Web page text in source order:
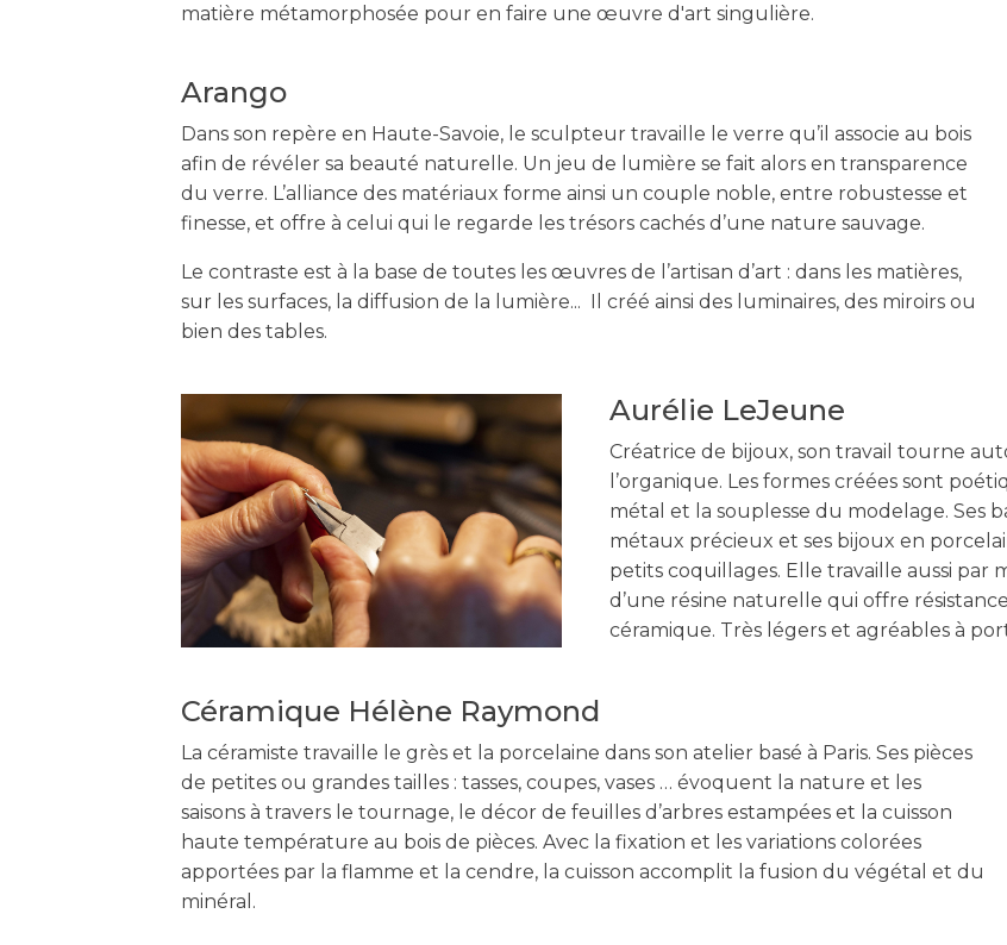
matière métamorphosée pour en faire une œuvre d'art singulière.
Arango
Dans son repère en Haute-Savoie, le sculpteur travaille le verre qu’il associe au bois
afin de révéler sa beauté naturelle. Un jeu de lumière se fait alors en transparence
du verre. L’alliance des matériaux forme ainsi un couple noble, entre robustesse et
finesse, et offre à celui qui le regarde les trésors cachés d’une nature sauvage.
Le contraste est à la base de toutes les œuvres de l’artisan d’art : dans les matières,
sur les surfaces, la diffusion de la lumière... Il créé ainsi des luminaires, des miroirs ou
bien des tables.
Aurélie LeJeune
Créatrice de bijoux, son travail tourne
l’organique. Les formes créées sont
métal et la souplesse du modelage. Ses
métaux précieux et ses bijoux en
petits coquillages. Elle travaille aussi
d’une résine naturelle qui offre
céramique. Très légers et agréables à
Céramique Hélène Raymond
La céramiste travaille le grès et la porcelaine dans son atelier basé à Paris. Ses pièces
de petites ou grandes tailles : tasses, coupes, vases … évoquent la nature et les
saisons à travers le tournage, le décor de feuilles d’arbres estampées et la cuisson
haute température au bois de pièces. Avec la fixation et les variations colorées
apportées par la flamme et la cendre, la cuisson accomplit la fusion du végétal et du
minéral.